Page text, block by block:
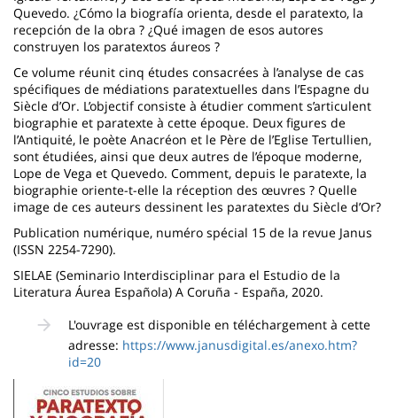
Quevedo. ¿Cómo la biografía orienta, desde el paratexto, la
recepción de la obra ? ¿Qué imagen de esos autores
construyen los paratextos áureos ?
Ce volume réunit cinq études consacrées à l’analyse de cas
spécifiques de médiations paratextuelles dans l’Espagne du
Siècle d’Or. L’objectif consiste à étudier comment s’articulent
biographie et paratexte à cette époque. Deux figures de
l’Antiquité, le poète Anacréon et le Père de l’Eglise Tertullien,
sont étudiées, ainsi que deux autres de l’époque moderne,
Lope de Vega et Quevedo. Comment, depuis le paratexte, la
biographie oriente-t-elle la réception des œuvres ? Quelle
image de ces auteurs dessinent les paratextes du Siècle d’Or?
Publication numérique, numéro spécial 15 de la revue Janus
(ISSN 2254-7290).
SIELAE (Seminario Interdisciplinar para el Estudio de la
Literatura Áurea Española) A Coruña - España, 2020.
L'ouvrage est disponible en téléchargement à cette
adresse: https://www.janusdigital.es/anexo.htm?
id=20
Imagen